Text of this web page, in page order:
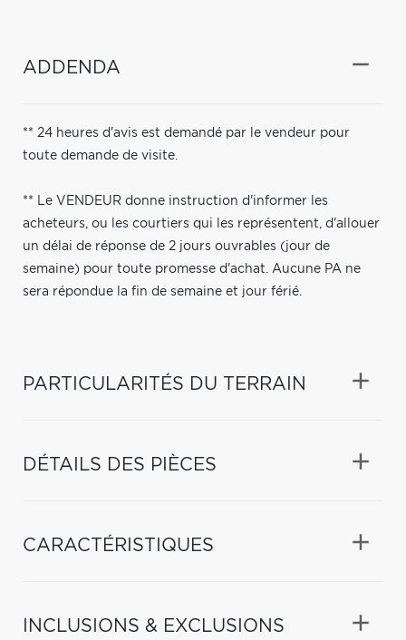
ADDENDA
** 24 heures d'avis est demandé par le vendeur pour
toute demande de visite.
** Le VENDEUR donne instruction d'informer les
acheteurs, ou les courtiers qui les représentent, d'allouer
un délai de réponse de 2 jours ouvrables (jour de
semaine) pour toute promesse d'achat. Aucune PA ne
sera répondue la fin de semaine et jour férié.
PARTICULARITÉS DU TERRAIN
DÉTAILS DES PIÈCES
CARACTÉRISTIQUES
INCLUSIONS & EXCLUSIONS